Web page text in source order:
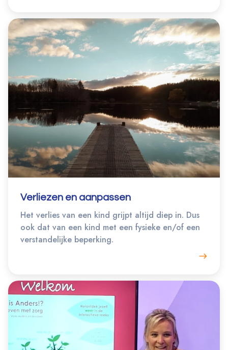
Verliezen en aanpassen
Het verlies van een kind grijpt altijd diep in. Dus
ook dat van een kind met een fysieke en/of een
verstandelijke beperking.